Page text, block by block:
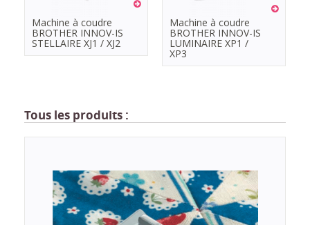
Machine à coudre
BROTHER INNOV-IS
STELLAIRE XJ1 / XJ2
Machine à coudre
BROTHER INNOV-IS
LUMINAIRE XP1 /
XP3
Tous les produits :